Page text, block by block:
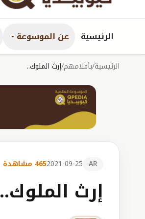
الرئيسية عن الموسوعة
الرئيسية/بأقلامهم/إرث الملوك..
AR
2021-09-25465 مشاهدة
إرث الملوك..